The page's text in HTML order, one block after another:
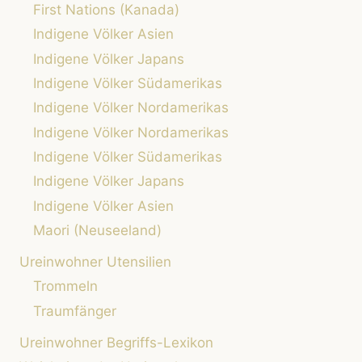
First Nations (Kanada)
Indigene Völker Asien
Indigene Völker Japans
Indigene Völker Südamerikas
Indigene Völker Nordamerikas
Indigene Völker Nordamerikas
Indigene Völker Südamerikas
Indigene Völker Japans
Indigene Völker Asien
Maori (Neuseeland)
Ureinwohner Utensilien
Trommeln
Traumfänger
Ureinwohner Begriffs-Lexikon